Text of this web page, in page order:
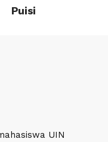
Puisi
UIN